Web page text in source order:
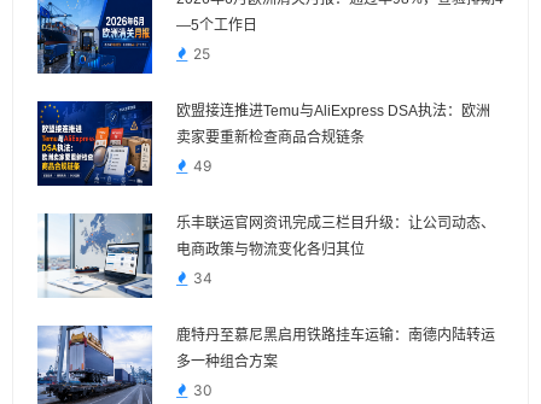
—5个工作日
25
欧盟接连推进Temu与AliExpress DSA执法：欧洲
卖家要重新检查商品合规链条
49
乐丰联运官网资讯完成三栏目升级：让公司动态、
电商政策与物流变化各归其位
34
鹿特丹至慕尼黑启用铁路挂车运输：南德内陆转运
多一种组合方案
30